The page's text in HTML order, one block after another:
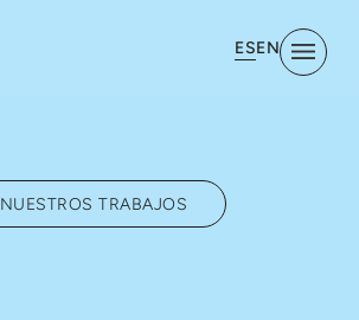
ESEN
NUESTROS TRABAJOS